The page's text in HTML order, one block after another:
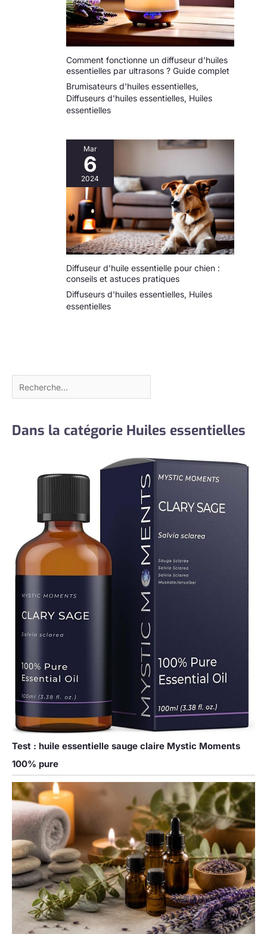
Comment fonctionne un diffuseur d’huiles
essentielles par ultrasons ? Guide complet
Brumisateurs d'huiles essentielles,
Diffuseurs d'huiles essentielles, Huiles
essentielles
Mar
6
2024
Diffuseur d’huile essentielle pour chien :
conseils et astuces pratiques
Diffuseurs d'huiles essentielles, Huiles
essentielles
Dans la catégorie Huiles essentielles
Test : huile essentielle sauge claire Mystic Moments
100% pure